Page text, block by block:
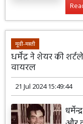
मूवी-मस्ती
धर्मेंद्र ने शेयर की
वायरल
21 Jul 2024 15:49:44